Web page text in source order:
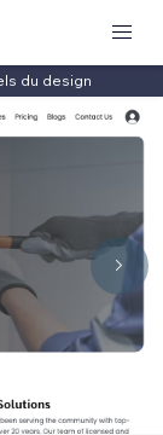
du design